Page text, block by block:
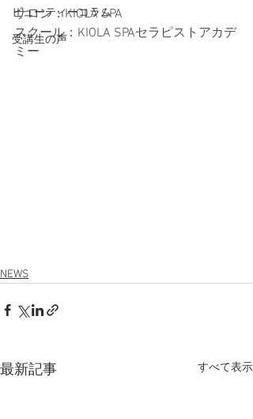
ビューティーコラム
受講生の声
サロン：KIOLA SPA
スクール：KIOLA SPAセラピストアカデ
ミー
NEWS
最新記事 すべて表示